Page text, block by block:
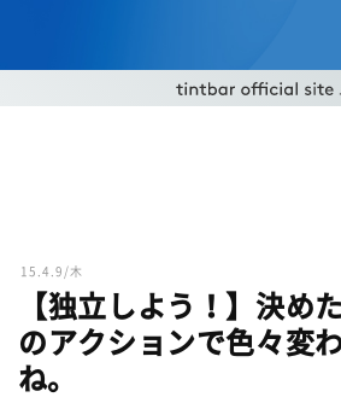
15.4.9/木
【独立しよう！】決め
のアクションで色々変
ね。